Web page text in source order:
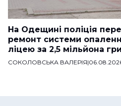
На Одещині поліція
ремонт системи
ліцею за 2,5 мільйона
СОКОЛОВСЬКА ВАЛЕРІЯ|